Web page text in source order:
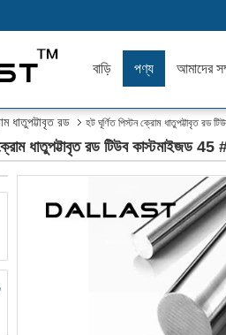
বাড়ি পণ্য আমাদের
ধাতুপট্টাবৃত রড হট ঘূর্ণিত পিস্টন ক্রোম ধাতুপট্টাবৃত
ক্রোম ধাতুপট্টাবৃত রড টিউব কাস্টমাইজড